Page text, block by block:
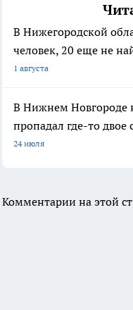
В Нижегородской
человек, 20 еще не
1 августа
В Нижнем Новгороде
пропадал где-то двое
24 июля
Комментарии на этой